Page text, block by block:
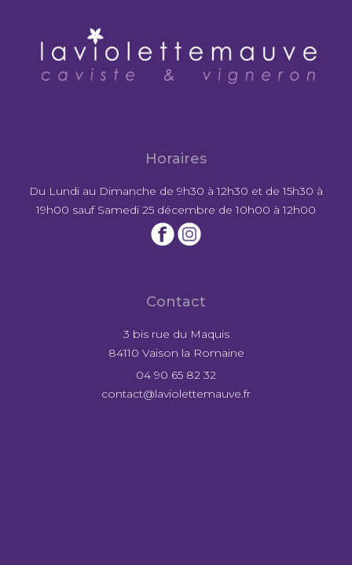
Horaires
Du Lundi au Dimanche de 9h30 à 12h30 et de 15h30 à
19h00 sauf Samedi 25 décembre de 10h00 à 12h00
Contact
3 bis rue du Maquis
84110 Vaison la Romaine
04 90 65 82 32
contact@laviolettemauve.fr